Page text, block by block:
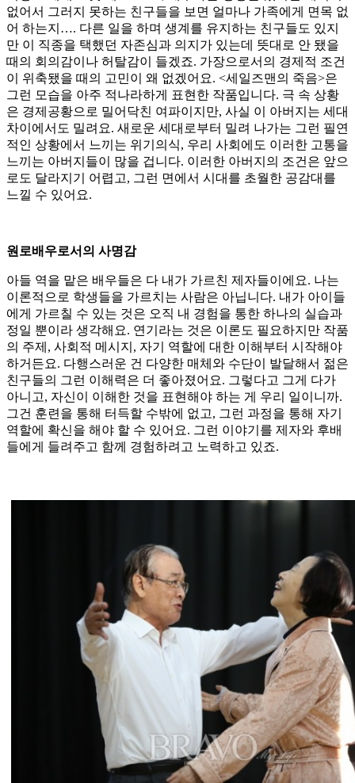
없어서 그러지 못하는 친구들을 보면 얼마나 가족에게 면목 없
어 하는지…. 다른 일을 하며 생계를 유지하는 친구들도 있지
만 이 직종을 택했던 자존심과 의지가 있는데 뜻대로 안 됐을
때의 회의감이나 허탈감이 들겠죠. 가장으로서의 경제적 조건
이 위축됐을 때의 고민이 왜 없겠어요. <세일즈맨의 죽음>은
그런 모습을 아주 적나라하게 표현한 작품입니다. 극 속 상황
은 경제공황으로 밀어닥친 여파이지만, 사실 이 아버지는 세대
차이에서도 밀려요. 새로운 세대로부터 밀려 나가는 그런 필연
적인 상황에서 느끼는 위기의식, 우리 사회에도 이러한 고통을
느끼는 아버지들이 많을 겁니다. 이러한 아버지의 조건은 앞으
로도 달라지기 어렵고, 그런 면에서 시대를 초월한 공감대를
느낄 수 있어요.
원로배우로서의 사명감
아들 역을 맡은 배우들은 다 내가 가르친 제자들이에요. 나는
이론적으로 학생들을 가르치는 사람은 아닙니다. 내가 아이들
에게 가르칠 수 있는 것은 오직 내 경험을 통한 하나의 실습과
정일 뿐이라 생각해요. 연기라는 것은 이론도 필요하지만 작품
의 주제, 사회적 메시지, 자기 역할에 대한 이해부터 시작해야
하거든요. 다행스러운 건 다양한 매체와 수단이 발달해서 젊은
친구들의 그런 이해력은 더 좋아졌어요. 그렇다고 그게 다가
아니고, 자신이 이해한 것을 표현해야 하는 게 우리 일이니까.
그건 훈련을 통해 터득할 수밖에 없고, 그런 과정을 통해 자기
역할에 확신을 해야 할 수 있어요. 그런 이야기를 제자와 후배
들에게 들려주고 함께 경험하려고 노력하고 있죠.